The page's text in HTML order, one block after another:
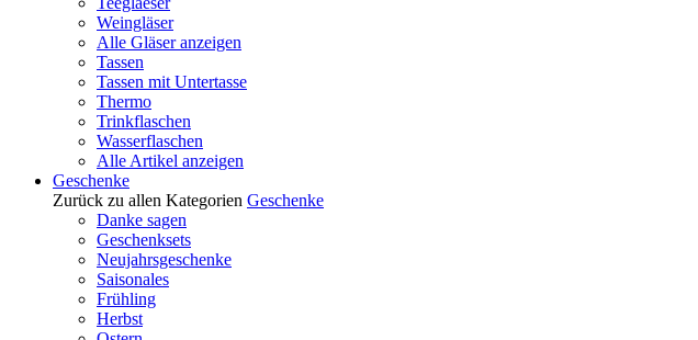
Weingläser
Alle Gläser anzeigen
Tassen
Tassen mit Untertasse
Thermo
Trinkflaschen
Wasserflaschen
Alle Artikel anzeigen
Geschenke
Zurück zu allen Kategorien Geschenke
Danke sagen
Geschenksets
Neujahrsgeschenke
Saisonales
Frühling
Herbst